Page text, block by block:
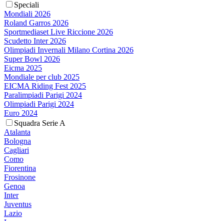
Speciali
Mondiali 2026
Roland Garros 2026
Sportmediaset Live Riccione 2026
Scudetto Inter 2026
Olimpiadi Invernali Milano Cortina 2026
Super Bowl 2026
Eicma 2025
Mondiale per club 2025
EICMA Riding Fest 2025
Paralimpiadi Parigi 2024
Olimpiadi Parigi 2024
Euro 2024
Squadra Serie A
Atalanta
Bologna
Cagliari
Como
Fiorentina
Frosinone
Genoa
Inter
Juventus
Lazio